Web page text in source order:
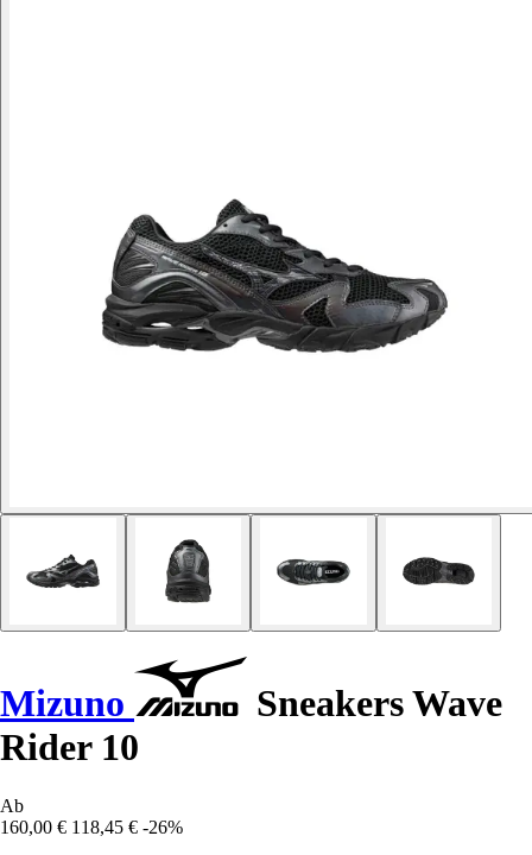
Mizuno
Sneakers Wave
Rider 10
Ab
160,00 € 118,45 € -26%